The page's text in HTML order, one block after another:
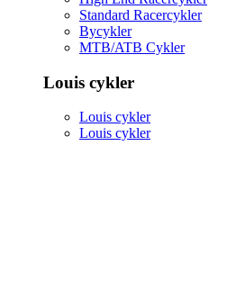
Standard Racercykler
Bycykler
MTB/ATB Cykler
Louis cykler
Louis cykler
Louis cykler